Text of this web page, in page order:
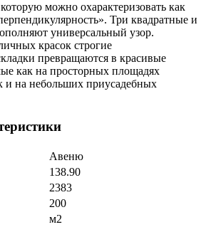
можно охарактеризовать как
Три квадратные и
универсальный узор.
красок строгие
превращаются в красивые
как на просторных площадях
и на небольших приусадебных
Авеню
138.90
2383
200
м2